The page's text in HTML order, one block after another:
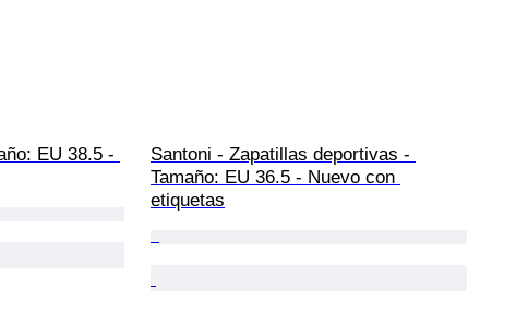
EU 38.5 -
Santoni - Zapatillas deportivas -
Tamaño: EU 36.5 - Nuevo con
etiquetas